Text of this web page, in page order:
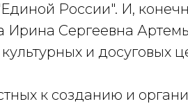
России". И,
Сергеевна
и досуговых
к созданию и